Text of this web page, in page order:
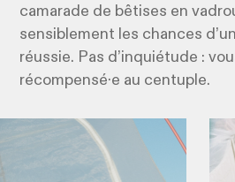
camarade de bêtises en
sensiblement les chances
réussie. Pas d’inquiétude :
récompensé·e au centuple.